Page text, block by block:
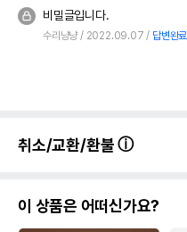
비밀글입니다.
수리냥냥 2022.09.07 답변완료
취소/교환/환불
이 상품은 어떠신가요?